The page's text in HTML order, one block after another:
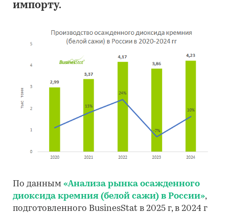
импорту.
По данным «Анализа рынка осажденного
диоксида кремния (белой сажи) в России»,
подготовленного BusinesStat в 2025 г, в 2024 г